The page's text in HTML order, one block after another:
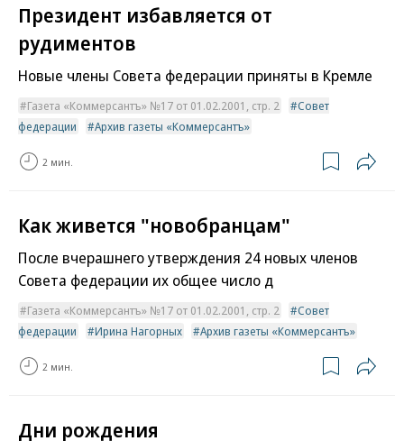
Президент избавляется от
рудиментов
Новые члены Совета федерации приняты в Кремле
Газета «Коммерсантъ» №17 от 01.02.2001, стр. 2
Совет
федерации
Архив газеты «Коммерсантъ»
2 мин.
Как живется "новобранцам"
После вчерашнего утверждения 24 новых членов
Совета федерации их общее число д
Газета «Коммерсантъ» №17 от 01.02.2001, стр. 2
Совет
федерации
Ирина Нагорных Архив газеты «Коммерсантъ»
2 мин.
Дни рождения